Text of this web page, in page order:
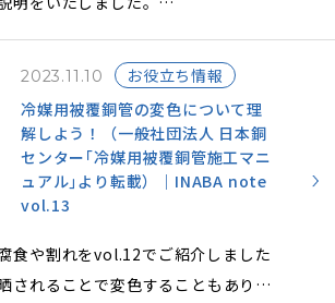
しましょう。
2023.11.10
お役立ち情報
冷媒用被覆銅管の変色について理
解しよう！（一般社団法人 日本銅
センター｢冷媒用被覆銅管施工マニ
ュアル｣より転載）｜INABA note
vol.13
食や割れをvol.12でご紹介しました
されることで変色することもありま